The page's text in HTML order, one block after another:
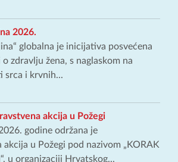
2026.
globalna je inicijativa posvećena
zdravlju žena, s naglaskom na
srca i krvnih...
akcija u Požegi
godine održana je
akcija u Požegi pod nazivom „KORAK
u organizaciji Hrvatskog...